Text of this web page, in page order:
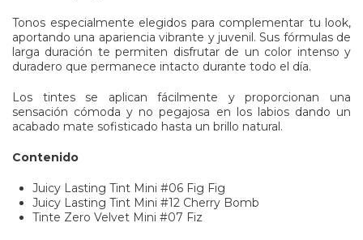
Tonos especialmente elegidos para complementar tu look,
aportando una apariencia vibrante y juvenil. Sus fórmulas de
larga duración te permiten disfrutar de un color intenso y
duradero que permanece intacto durante todo el día.
Los tintes se aplican fácilmente y proporcionan una
sensación cómoda y no pegajosa en los labios dando un
acabado mate sofisticado hasta un brillo natural.
Contenido
Juicy Lasting Tint Mini #06 Fig Fig
Juicy Lasting Tint Mini #12 Cherry Bomb
Tinte Zero Velvet Mini #07 Fiz